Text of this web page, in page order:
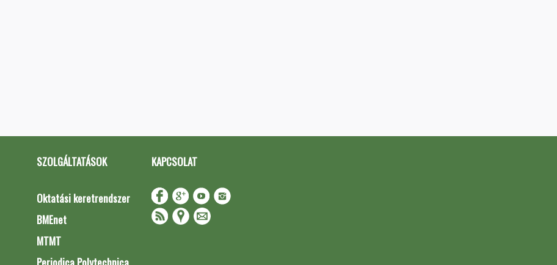
SZOLGÁLTATÁSOK
Oktatási keretrendszer
BMEnet
MTMT
KAPCSOLAT